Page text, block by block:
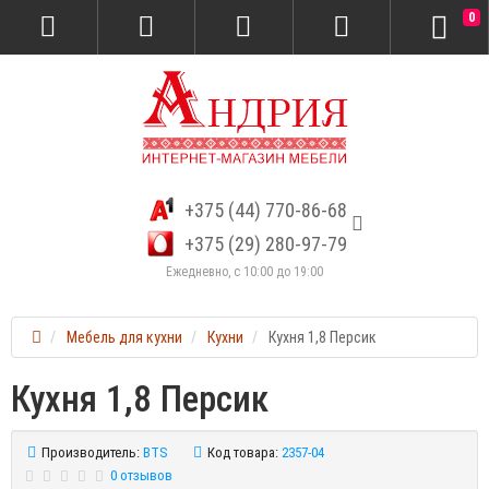
+375 (44) 770-86-68
+375 (29) 280-97-79
Ежедневно, с 10:00 до 19:00
0
Мебель для кухни Кухни Кухня 1,8 Персик
Кухня 1,8 Персик
Производитель: BTS Код товара: 2357-04
0 отзывов